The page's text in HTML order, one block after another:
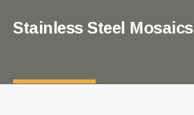
Stainless Steel Mosaics